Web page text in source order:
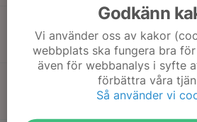
16:00
Match mot Falu HK -13
MitTolvan Pojkar
Lugnets Sporthall A
Match mot LIF Lindesberg
MitTolvan Pojkar
Godkänn
Vi använder oss av kakor
webbplats ska fungera bra
även för webbanalys i syfte
förbättra våra
Så använder vi